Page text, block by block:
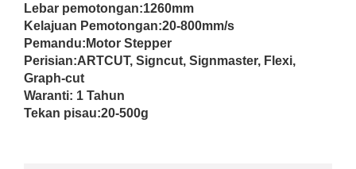
Lebar pemotongan:1260mm
Kelajuan Pemotongan:20-800mm/s
Pemandu: Motor Stepper
Perisian:ARTCUT, Signcut, Signmaster, Flexi,
Graph-cut
Waranti: 1 Tahun
Tekan pisau:20-500g